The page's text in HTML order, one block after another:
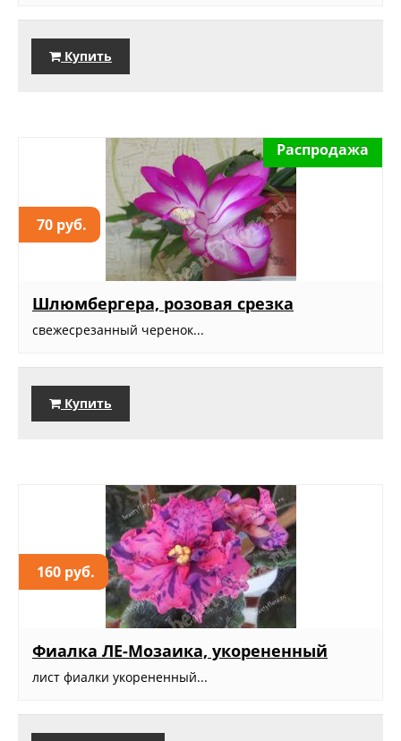
Купить
70 руб.
Распродажа
Шлюмбергера, розовая срезка
свежесрезанный черенок...
Купить
160 руб.
Фиалка ЛЕ-Мозаика, укорененный
лист фиалки укорененный...